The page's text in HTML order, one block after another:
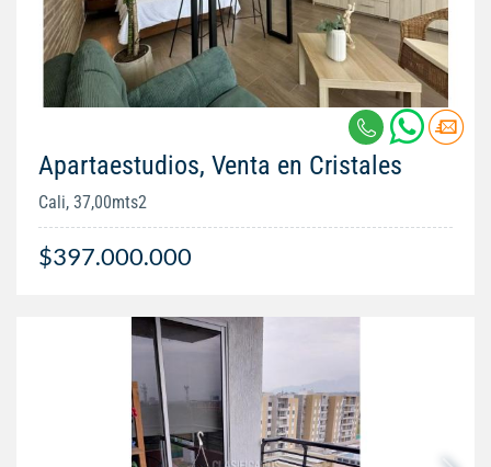
Apartaestudios, Venta en Cristales
Cali, 37,00mts2
$397.000.000